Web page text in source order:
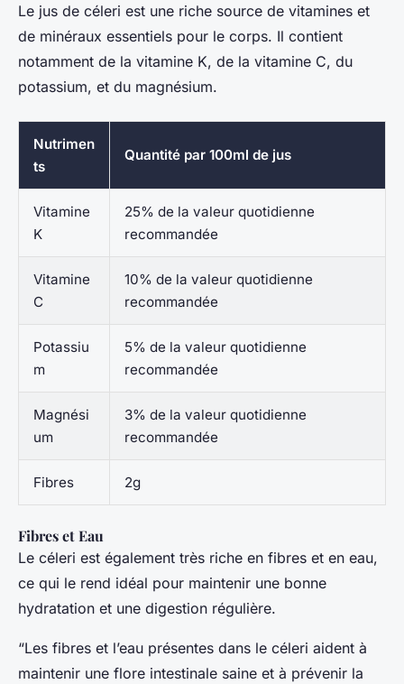
Le jus de céleri est une riche source de vitamines et
de minéraux essentiels pour le corps. Il contient
notamment de la vitamine K, de la vitamine C, du
potassium, et du magnésium.
Nutrimen
ts
Quantité par 100ml de jus
Vitamine
K
25% de la valeur quotidienne
recommandée
Vitamine
C
10% de la valeur quotidienne
recommandée
Potassiu
m
5% de la valeur quotidienne
recommandée
Magnési
um
3% de la valeur quotidienne
recommandée
Fibres 2g
Fibres et Eau
Le céleri est également très riche en fibres et en eau,
ce qui le rend idéal pour maintenir une bonne
hydratation et une digestion régulière.
“Les fibres et l’eau présentes dans le céleri aident à
maintenir une flore intestinale saine et à prévenir la